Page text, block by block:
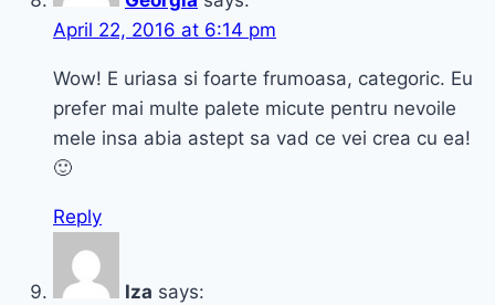
April 22, 2016 at 6:14 pm
Wow! E uriasa si foarte frumoasa, categoric. Eu
prefer mai multe palete micute pentru nevoile
mele insa abia astept sa vad ce vei crea cu ea!
🙂
Reply
Iza says: